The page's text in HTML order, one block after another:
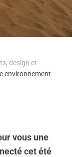
design et
environnement
vous une
cet été